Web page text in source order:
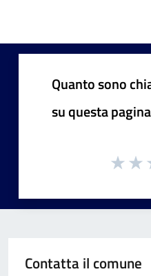
Quanto sono
su questa
Contatta il comune